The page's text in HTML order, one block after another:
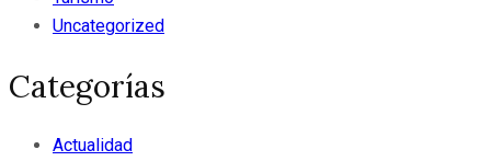
Uncategorized
Categorías
Actualidad